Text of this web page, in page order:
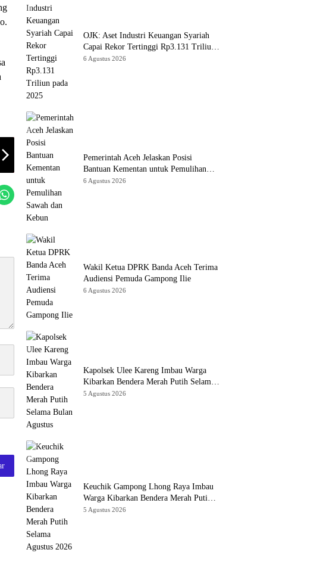
OJK: Aset Industri Keuangan Syariah
Capai Rekor Tertinggi Rp3.131 Triliun
pada 2025
6 Agustus 2026
Pemerintah Aceh Jelaskan Posisi
Bantuan Kementan untuk Pemulihan
Sawah dan Kebun
6 Agustus 2026
Wakil Ketua DPRK Banda Aceh Terima
Audiensi Pemuda Gampong Ilie
6 Agustus 2026
Kapolsek Ulee Kareng Imbau Warga
Kibarkan Bendera Merah Putih Selama
Bulan Agustus
5 Agustus 2026
Keuchik Gampong Lhong Raya Imbau
Warga Kibarkan Bendera Merah Putih
Selama Agustus 2026
5 Agustus 2026